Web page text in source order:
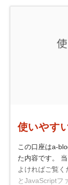
使いやす
この口座はa-
た内容です。
よければご覧
とJavaScriptフ